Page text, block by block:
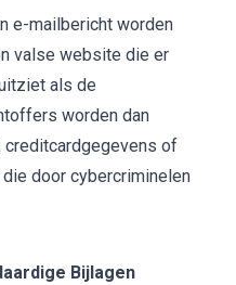
e-mailbericht worden
valse website die er
als de
worden dan
creditcardgegevens of
door cybercriminelen
Bijlagen